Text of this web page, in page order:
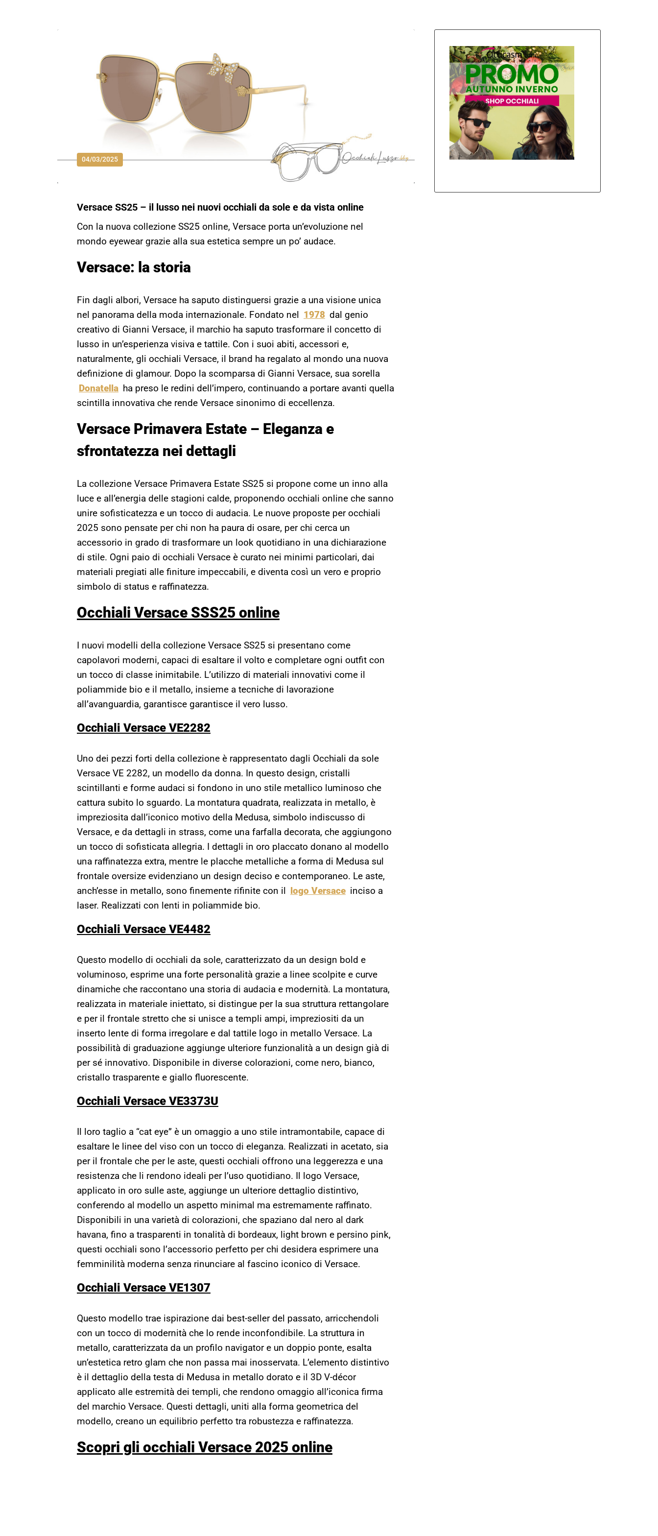
04/03/2025
Versace SS25 – il lusso nei nuovi occhiali da sole e da vista online
Con la nuova collezione SS25 online, Versace porta un’evoluzione nel
mondo eyewear grazie alla sua estetica sempre un po’ audace.
Versace: la storia
Fin dagli albori, Versace ha saputo distinguersi grazie a una visione unica
nel panorama della moda internazionale. Fondato nel 1978 dal genio
creativo di Gianni Versace, il marchio ha saputo trasformare il concetto di
lusso in un’esperienza visiva e tattile. Con i suoi abiti, accessori e,
naturalmente, gli occhiali Versace, il brand ha regalato al mondo una nuova
definizione di glamour. Dopo la scomparsa di Gianni Versace, sua sorella
Donatella ha preso le redini dell’impero, continuando a portare avanti quella
scintilla innovativa che rende Versace sinonimo di eccellenza.
Versace Primavera Estate – Eleganza e
sfrontatezza nei dettagli
La collezione Versace Primavera Estate SS25 si propone come un inno alla
luce e all’energia delle stagioni calde, proponendo occhiali online che sanno
unire sofisticatezza e un tocco di audacia. Le nuove proposte per occhiali
2025 sono pensate per chi non ha paura di osare, per chi cerca un
accessorio in grado di trasformare un look quotidiano in una dichiarazione
di stile. Ogni paio di occhiali Versace è curato nei minimi particolari, dai
materiali pregiati alle finiture impeccabili, e diventa così un vero e proprio
simbolo di status e raffinatezza.
Occhiali Versace SSS25 online
I nuovi modelli della collezione Versace SS25 si presentano come
capolavori moderni, capaci di esaltare il volto e completare ogni outfit con
un tocco di classe inimitabile. L’utilizzo di materiali innovativi come il
poliammide bio e il metallo, insieme a tecniche di lavorazione
all’avanguardia, garantisce garantisce il vero lusso.
Occhiali Versace VE2282
Uno dei pezzi forti della collezione è rappresentato dagli Occhiali da sole
Versace VE 2282, un modello da donna. In questo design, cristalli
scintillanti e forme audaci si fondono in uno stile metallico luminoso che
cattura subito lo sguardo. La montatura quadrata, realizzata in metallo, è
impreziosita dall’iconico motivo della Medusa, simbolo indiscusso di
Versace, e da dettagli in strass, come una farfalla decorata, che aggiungono
un tocco di sofisticata allegria. I dettagli in oro placcato donano al modello
una raffinatezza extra, mentre le placche metalliche a forma di Medusa sul
frontale oversize evidenziano un design deciso e contemporaneo. Le aste,
anch’esse in metallo, sono finemente rifinite con il logo Versace inciso a
laser. Realizzati con lenti in poliammide bio.
Occhiali Versace VE4482
Questo modello di occhiali da sole, caratterizzato da un design bold e
voluminoso, esprime una forte personalità grazie a linee scolpite e curve
dinamiche che raccontano una storia di audacia e modernità. La montatura,
realizzata in materiale iniettato, si distingue per la sua struttura rettangolare
e per il frontale stretto che si unisce a templi ampi, impreziositi da un
inserto lente di forma irregolare e dal tattile logo in metallo Versace. La
possibilità di graduazione aggiunge ulteriore funzionalità a un design già di
per sé innovativo. Disponibile in diverse colorazioni, come nero, bianco,
cristallo trasparente e giallo fluorescente.
Occhiali Versace VE3373U
Il loro taglio a “cat eye” è un omaggio a uno stile intramontabile, capace di
esaltare le linee del viso con un tocco di eleganza. Realizzati in acetato, sia
per il frontale che per le aste, questi occhiali offrono una leggerezza e una
resistenza che li rendono ideali per l’uso quotidiano. Il logo Versace,
applicato in oro sulle aste, aggiunge un ulteriore dettaglio distintivo,
conferendo al modello un aspetto minimal ma estremamente raffinato.
Disponibili in una varietà di colorazioni, che spaziano dal nero al dark
havana, fino a trasparenti in tonalità di bordeaux, light brown e persino pink,
questi occhiali sono l’accessorio perfetto per chi desidera esprimere una
femminilità moderna senza rinunciare al fascino iconico di Versace.
Occhiali Versace VE1307
Questo modello trae ispirazione dai best-seller del passato, arricchendoli
con un tocco di modernità che lo rende inconfondibile. La struttura in
metallo, caratterizzata da un profilo navigator e un doppio ponte, esalta
un’estetica retro glam che non passa mai inosservata. L’elemento distintivo
è il dettaglio della testa di Medusa in metallo dorato e il 3D V-décor
applicato alle estremità dei templi, che rendono omaggio all’iconica firma
del marchio Versace. Questi dettagli, uniti alla forma geometrica del
modello, creano un equilibrio perfetto tra robustezza e raffinatezza.
Scopri gli occhiali Versace 2025 online